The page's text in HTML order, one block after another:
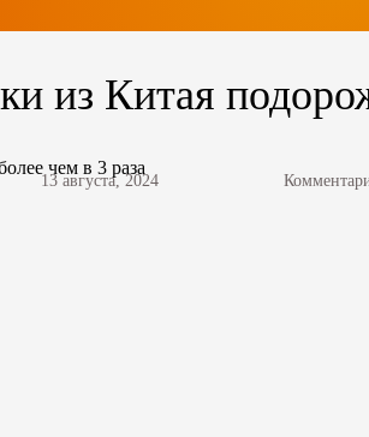
из Китая
13 августа, 2024